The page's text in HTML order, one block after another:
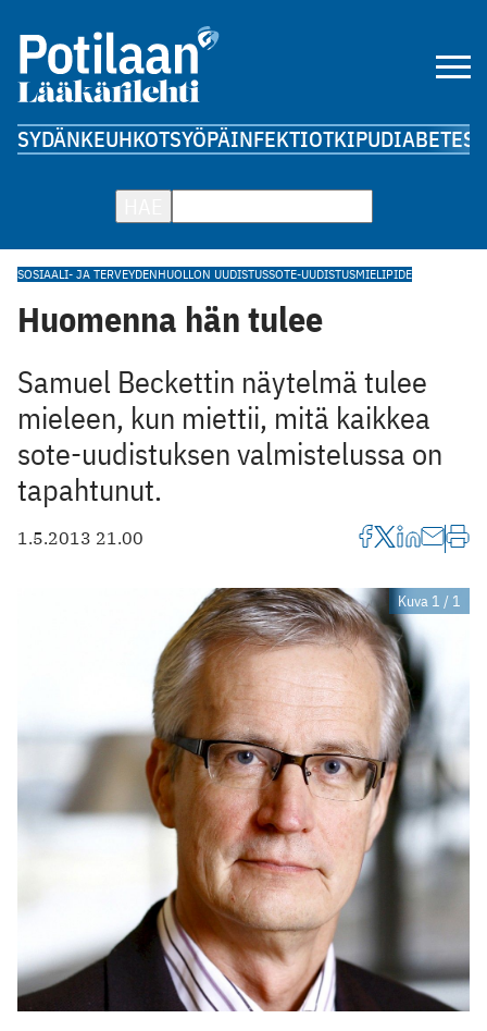
SYDÄNKEUHKOTSYÖPÄINFEKTIOTKIPUDIABETES
SOSIAALI- JA TERVEYDENHUOLLON UUDISTUSSOTE-UUDISTUSMIELIPIDE
Huomenna hän tulee
Samuel Beckettin näytelmä tulee
mieleen, kun miettii, mitä kaikkea
sote-uudistuksen valmistelussa on
tapahtunut.
1.5.2013 21.00
Kuva 1 / 1